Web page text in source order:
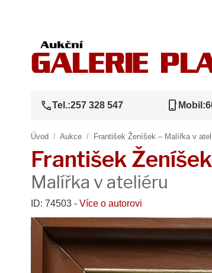
callTel.:257 328 547 phone_iphone Mobil:
Úvod / Aukce / František Ženíšek – Malířka v
František Ženíšek
Malířka v ateliéru
ID: 74503 - Více o autorovi